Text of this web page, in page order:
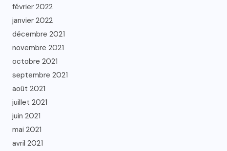
février 2022
janvier 2022
décembre 2021
novembre 2021
octobre 2021
septembre 2021
août 2021
juillet 2021
juin 2021
mai 2021
avril 2021